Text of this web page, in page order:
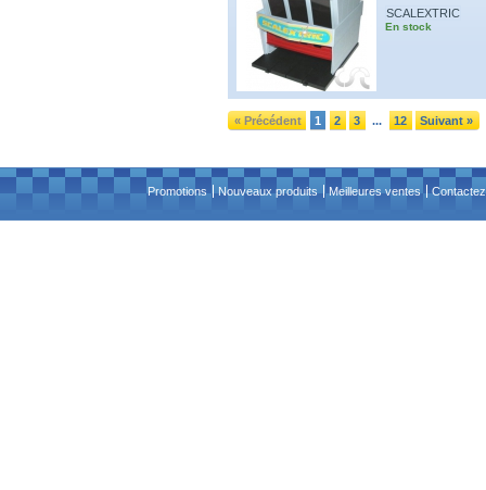
SCALEXTRIC
En stock
« Précédent 1 2 3 ... 12 Suivant »
Promotions Nouveaux produits Meilleures ventes